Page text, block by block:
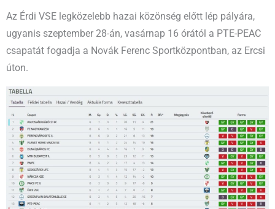
Az Érdi VSE legközelebb hazai közönség előtt lép pályára,
ugyanis szeptember 28-án, vasárnap 16 órától a PTE-PEAC
csapatát fogadja a Novák Ferenc Sportközpontban, az Ercsi
úton.